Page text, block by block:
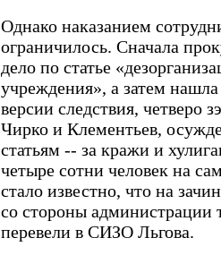
Однако наказанием
ограничилось. Сначала
дело по статье
учреждения», а затем
версии следствия, четверо
Чирко и Клементьев,
статьям -- за кражи и
четыре сотни человек на
стало известно, что на
со стороны
перевели в СИЗО Льгова.